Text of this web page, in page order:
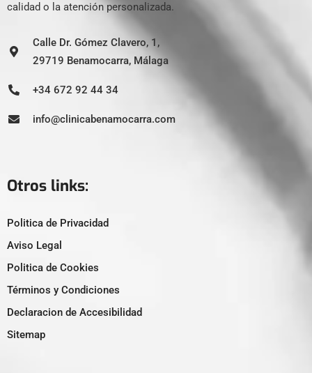
calidad o la atención personalizada.
Calle Dr. Gómez Clavero, 1,
29719 Benamocarra, Málaga
+34 672 92 44 34
info@clinicabenamocarra.com
Otros links:
Politica de Privacidad
Aviso Legal
Politica de Cookies
Términos y Condiciones
Declaracion de Accesibilidad
Sitemap